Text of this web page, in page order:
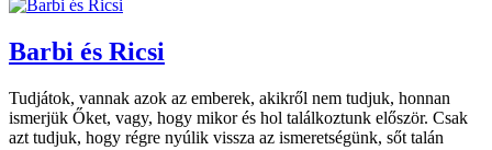
Barbi és Ricsi
Tudjátok, vannak azok az emberek, akikről nem tudjuk, honnan
ismerjük Őket, vagy, hogy mikor és hol találkoztunk először. Csak
azt tudjuk, hogy régre nyúlik vissza az ismeretségünk, sőt talán